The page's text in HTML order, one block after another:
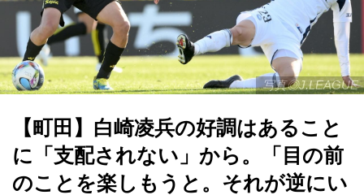
写真◎J.LEAGUE
【町田】白崎凌兵の好調はあること
に「支配されない」から。「目の前
のことを楽しもうと。それが逆にい